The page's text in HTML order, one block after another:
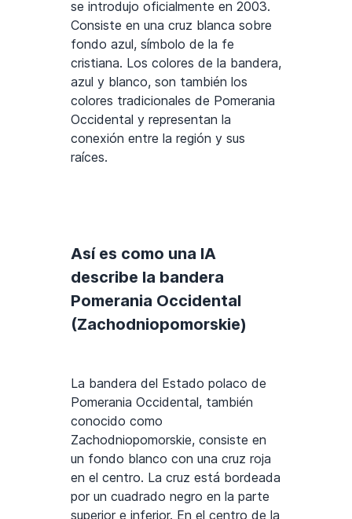
se introdujo oficialmente en 2003.
Consiste en una cruz blanca sobre
fondo azul, símbolo de la fe
cristiana. Los colores de la bandera,
azul y blanco, son también los
colores tradicionales de Pomerania
Occidental y representan la
conexión entre la región y sus
raíces.
Así es como una IA
describe la bandera
Pomerania Occidental
(Zachodniopomorskie)
La bandera del Estado polaco de
Pomerania Occidental, también
conocido como
Zachodniopomorskie, consiste en
un fondo blanco con una cruz roja
en el centro. La cruz está bordeada
por un cuadrado negro en la parte
superior e inferior. En el centro de la